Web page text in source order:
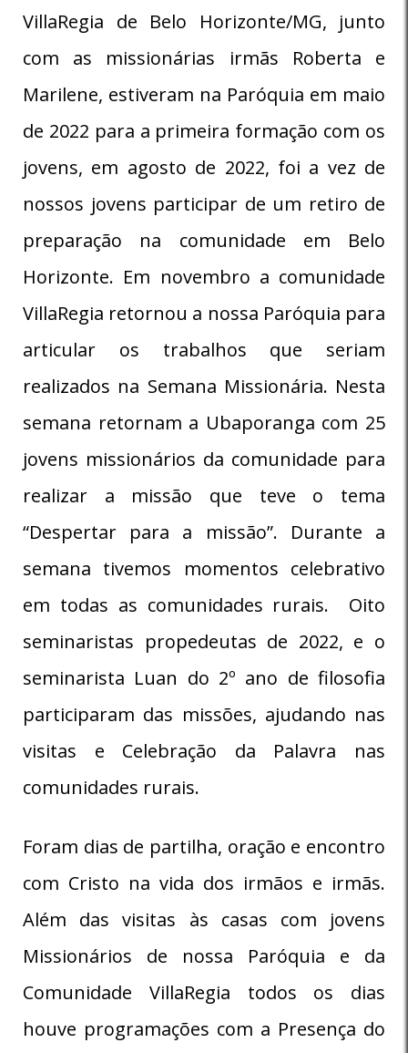
VillaRegia de Belo Horizonte/MG, junto
com as missionárias irmãs Roberta e
Marilene, estiveram na Paróquia em maio
de 2022 para a primeira formação com os
jovens, em agosto de 2022, foi a vez de
nossos jovens participar de um retiro de
preparação na comunidade em Belo
Horizonte. Em novembro a comunidade
VillaRegia retornou a nossa Paróquia para
articular os trabalhos que seriam
realizados na Semana Missionária. Nesta
semana retornam a Ubaporanga com 25
jovens missionários da comunidade para
realizar a missão que teve o tema
“Despertar para a missão”. Durante a
semana tivemos momentos celebrativo
em todas as comunidades rurais. Oito
seminaristas propedeutas de 2022, e o
seminarista Luan do 2º ano de filosofia
participaram das missões, ajudando nas
visitas e Celebração da Palavra nas
comunidades rurais.
Foram dias de partilha, oração e encontro
com Cristo na vida dos irmãos e irmãs.
Além das visitas às casas com jovens
Missionários de nossa Paróquia e da
Comunidade VillaRegia todos os dias
houve programações com a Presença do